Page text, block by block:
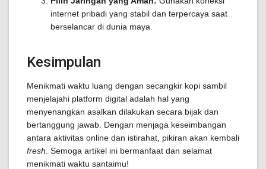
internet pribadi yang stabil dan terpercaya saat
berselancar di dunia maya.
Kesimpulan
Menikmati waktu luang dengan secangkir kopi sambil
menjelajahi platform digital adalah hal yang
menyenangkan asalkan dilakukan secara bijak dan
bertanggung jawab. Dengan menjaga keseimbangan
antara aktivitas online dan istirahat, pikiran akan kembali
fresh . Semoga artikel ini bermanfaat dan selamat
menikmati waktu santaimu!